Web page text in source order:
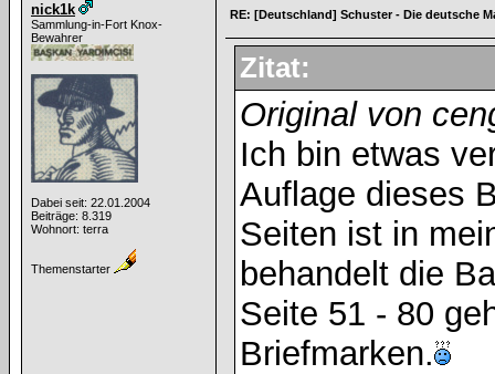
nick1k
Sammlung-in-Fort Knox-
Bewahrer
Dabei seit: 22.01.2004
Beiträge: 8.319
Wohnort: terra
Themenstarter
RE: [Deutschland] Schuster - Die deutsche
Zitat:
Original von
Ich bin etwas
Auflage dieses
Seiten ist in
behandelt die
Seite 51 - 80
Briefmarken.